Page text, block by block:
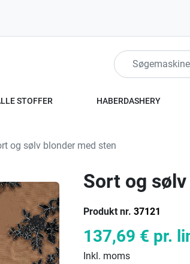
STOFFER HABERDASHERY
og sølv blonder med sten
Sort og
Produkt nr. 37121
137,69 € pr.
Inkl. moms